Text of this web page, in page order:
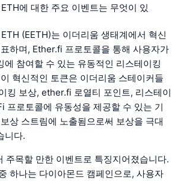
에 대한 주요 이벤트는 무엇이 있
(EETH)는 이더리움 생태계에서 혁신
하며, Ether.fi 프로토콜을 통해 사용자가
에 참여할 수 있는 유동적인 리스테이킹
혁신적인 토큰은 이더리움 스테이커들
킹 보상, ether.fi 로열티 포인트, 리스테이
프로토콜에 유동성을 제공할 수 있는 기
상 스트림에 노출됨으로써 보상을 극대
니다.
주목할 만한 이벤트로 특징지어졌습니다.
하나는 다이아몬드 캠페인으로, 사용자